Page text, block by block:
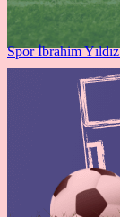
Spor İbrahim Yıldız